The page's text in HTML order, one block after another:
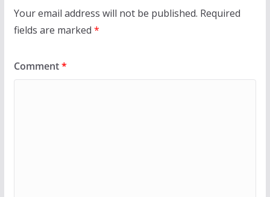
Your email address will not be published. Required
fields are marked *
Comment*